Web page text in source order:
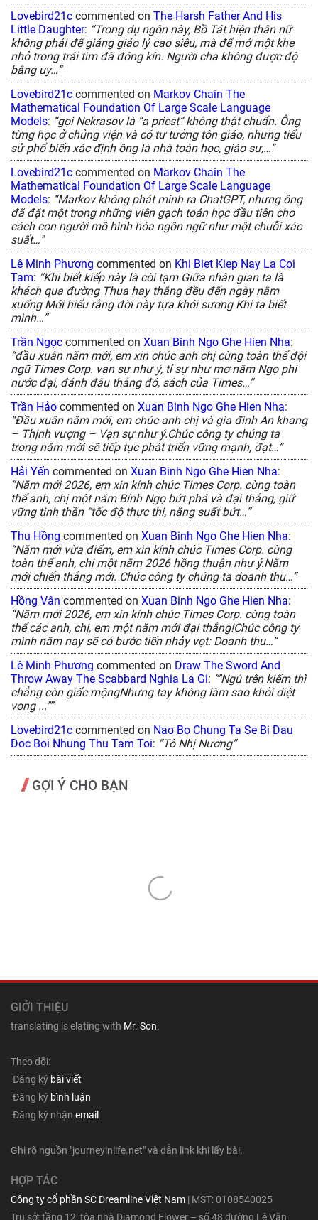
Lovebird21c commented on The Harsh Father And His
Little Daughter: “Trong dụ ngôn này, Bồ Tát hiện thân nữ
không phải để giảng giáo lý cao siêu, mà để mở một khe
nhỏ trong trái tim đã đóng kín. Người cha không được độ
bằng uy…”
Lovebird21c commented on Markov Chain The
Mathematical Foundation Of Large Scale Language
Models: “gọi Nekrasov là “a priest” không thật chuẩn. Ông
từng học ở chủng viện và có tư tưởng tôn giáo, nhưng tiểu
sử phổ biến xác định ông là nhà toán học, giáo sư,…”
Lovebird21c commented on Markov Chain The
Mathematical Foundation Of Large Scale Language
Models: “Markov không phát minh ra ChatGPT, nhưng ông
đã đặt một trong những viên gạch toán học đầu tiên cho
cách con người mô hình hóa ngôn ngữ như một chuỗi xác
suất…”
Lê Minh Phương commented on Khi Biet Kiep Nay La Coi
Tam: “Khi biết kiếp này là cõi tạm Giữa nhân gian ta là
khách qua đường Thua hay thắng đều đến ngày nằm
xuống Mới hiểu rằng đời này tựa khói sương Khi ta biết
mình…”
Trần Ngọc commented on Xuan Binh Ngo Ghe Hien Nha:
“đầu xuân năm mới, em xin chúc anh chị cùng toàn thể đội
ngũ Times Corp. vạn sự như ý, tỉ sự như mơ năm Ngọ phi
nước đại, đánh đâu thắng đó, sách của Times…”
Trần Hảo commented on Xuan Binh Ngo Ghe Hien Nha:
“Đầu xuân năm mới, em chúc anh chị và gia đình An khang
– Thịnh vượng – Vạn sự như ý.Chúc công ty chúng ta
trong năm mới sẽ tiếp tục phát triển vững mạnh, đạt…”
Hải Yến commented on Xuan Binh Ngo Ghe Hien Nha:
“Năm mới 2026, em xin kính chúc Times Corp. cùng toàn
thể anh, chị một năm Bính Ngọ bứt phá và đại thắng, giữ
vững tinh thần “tốc độ thực thi, năng suất bứt…”
Thu Hồng commented on Xuan Binh Ngo Ghe Hien Nha:
“Năm mới vừa điểm, em xin kính chúc Times Corp. cùng
toàn thể anh, chị một năm 2026 hồng thuận như ý.Năm
mới chiến thắng mới. Chúc công ty chúng ta doanh thu…”
Hồng Vân commented on Xuan Binh Ngo Ghe Hien Nha:
“Năm mới 2026, em xin kính chúc Times Corp. cùng toàn
thể các anh, chị, em một năm mới đại thắng!Chúc công ty
mình năm nay sẽ có bước tiến nhảy vọt: Doanh thu…”
Lê Minh Phương commented on Draw The Sword And
Throw Away The Scabbard Nghia La Gi: “"Ngủ trên kiếm thì
chẳng còn giấc mộngNhưng tay không làm sao khỏi diệt
vong ..."”
Lovebird21c commented on Nao Bo Chung Ta Se Bi Dau
Doc Boi Nhung Thu Tam Toi: “Tô Nhị Nương”
GỢI Ý CHO BẠN
GIỚI THIỆU
translating is elating with Mr. Son.
Theo dõi:
Đăng ký bài viết
Đăng ký bình luận
Đăng ký nhận email
Ghi rõ nguồn "journeyinlife.net" và dẫn link khi lấy bài.
HỢP TÁC
Công ty cổ phần SC Dreamline Việt Nam | MST: 0108540025
Trụ sở: tầng 12, tòa nhà Diamond Flower – số 48 đường Lê Văn